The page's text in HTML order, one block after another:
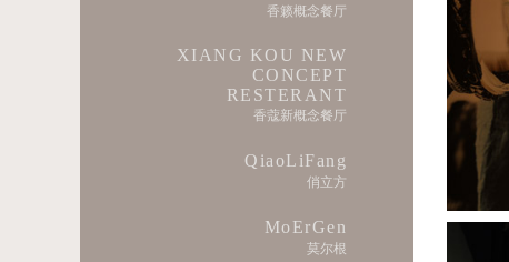
香籁概念餐厅
XIANG KOU NEW
CONCEPT
RESTERANT
香蔻新概念餐厅
QiaoLiFang
俏立方
MoErGen
莫尔根